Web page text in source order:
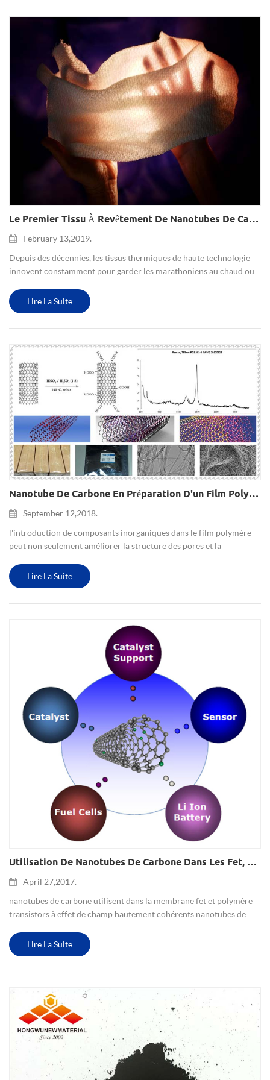
Le Premier Tissu À Revêtement De Nanotubes De Carbone A Été Créé Pour Pouvoir Ajuster Automatiquement La Température En Fonction De L'environnement!
February 13,2019.
Depuis des décennies, les tissus thermiques de haute technologie
innovent constamment pour garder les marathoniens au chaud ou
propriétés thermiques en fonction des conditions environn...
Lire La Suite
Nanotube De Carbone En Préparation D'un Film Polymère Spécial
September 12,2018.
l'introduction de composants inorganiques dans le film polymère
peut non seulement améliorer la structure des pores et la
la stabilité thermique, mais également améliorer la perm...
Lire La Suite
Utilisation De Nanotubes De Carbone Dans Les Fet, Les Circuits Intégrés Et Les Polymères
April 27,2017.
nanotubes de carbone utilisent dans la membrane fet et polymère
transistors à effet de champ hautement cohérents nanotubes de
nanotubes de carbone (cnts) avec les divers avantages de la grand...
Lire La Suite